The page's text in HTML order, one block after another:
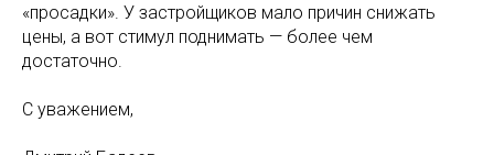
«просадки». У застройщиков мало причин снижать
цены, а вот стимул поднимать — более чем
достаточно.
С уважением,